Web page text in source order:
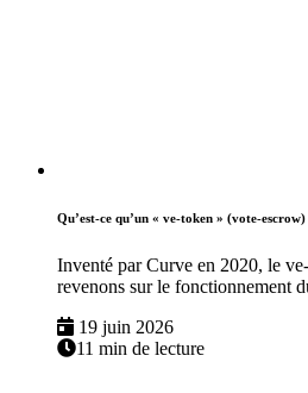
Qu’est-ce qu’un « ve-token » (vote-
Inventé par Curve en 2020, le
revenons sur le fonctionnement
19 juin 2026
11 min de lecture